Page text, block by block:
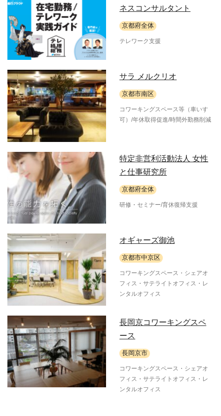
ネスコンサルタント
京都府全体
テレワーク支援
サラ メルクリオ
京都市南区
コワーキングスペース等（車いす
可）/年休取得促進/時間外勤務削減
特定非営利活動法人 女性
と仕事研究所
京都府全体
研修・セミナー/育休復帰支援
オギャーズ御池
京都市中京区
コワーキングスペース・シェアオ
フィス・サテライトオフィス・レ
ンタルオフィス
長岡京コワーキングスペ
ース
長岡京市
コワーキングスペース・シェアオ
フィス・サテライトオフィス・レ
ンタルオフィス